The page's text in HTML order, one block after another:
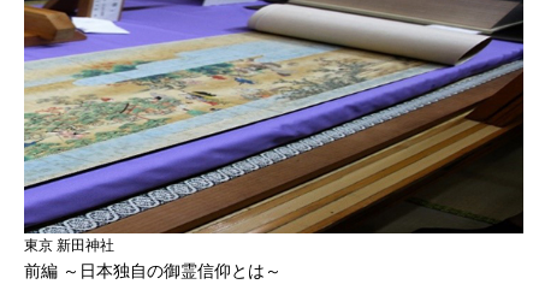
東京 新田神社
前編 ～日本独自の御霊信仰とは～